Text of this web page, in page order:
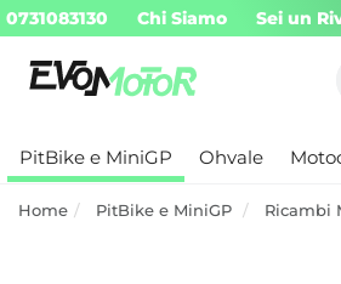
0731083130 Chi Siamo Sei un
PitBike e MiniGP Ohvale
Home PitBike e MiniGP Ricambi